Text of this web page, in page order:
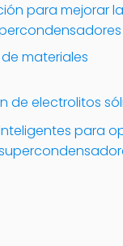
para mejorar la
materiales
de electrolitos
para